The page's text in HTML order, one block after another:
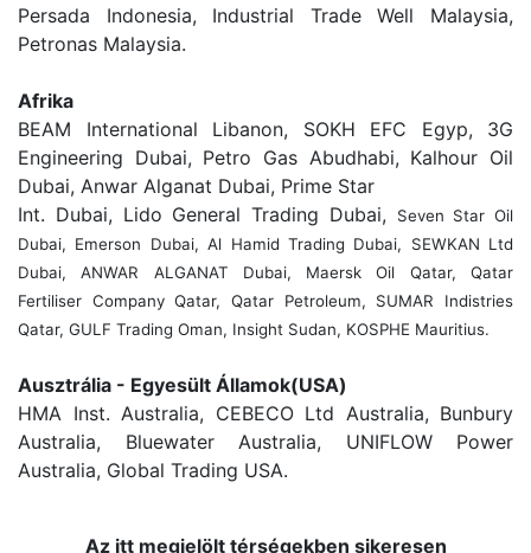
Persada Indonesia, Industrial Trade Well Malaysia,
Petronas Malaysia.
Afrika
BEAM International Libanon, SOKH EFC Egyp, 3G
Engineering Dubai, Petro Gas Abudhabi, Kalhour Oil
Dubai, Anwar Alganat Dubai, Prime Star
Int. Dubai, Lido General Trading Dubai,
Seven Star Oil
Dubai, Emerson Dubai, Al Hamid Trading Dubai, SEWKAN Ltd
Dubai, ANWAR ALGANAT Dubai, Maersk Oil Qatar, Qatar
Fertiliser Company Qatar, Qatar Petroleum, SUMAR Indistries
Qatar, GULF Trading Oman, Insight Sudan, KOSPHE Mauritius.
Ausztrália - Egyesült Államok(USA)
HMA Inst. Australia, CEBECO Ltd Australia, Bunbury
Australia, Bluewater Australia, UNIFLOW Power
Australia, Global Trading USA.
Az itt megjelölt térségekben sikeresen